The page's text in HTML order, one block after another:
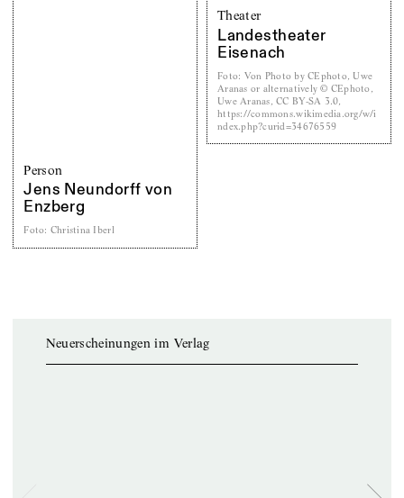
Person
Jens Neundorff von
Enzberg
Foto: Christina Iberl
Theater
Landestheater
Eisenach
Foto: Von Photo by CEphoto, Uwe
Aranas or alternatively © CEphoto,
Uwe Aranas, CC BY-SA 3.0,
https://commons.wikimedia.org/w/i
ndex.php?curid=34676559
Neuerscheinungen im Verlag